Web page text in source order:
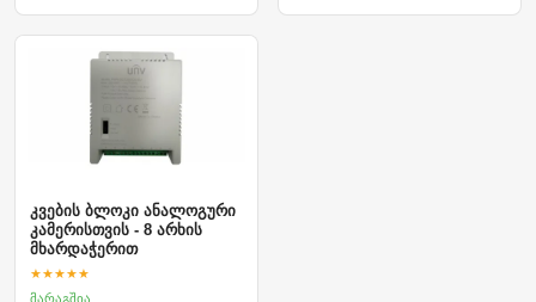
კვების ბლოკი ანალოგური
კამერისთვის - 8 არხის
მხარდაჭერით
★★★★★
მარაგშია